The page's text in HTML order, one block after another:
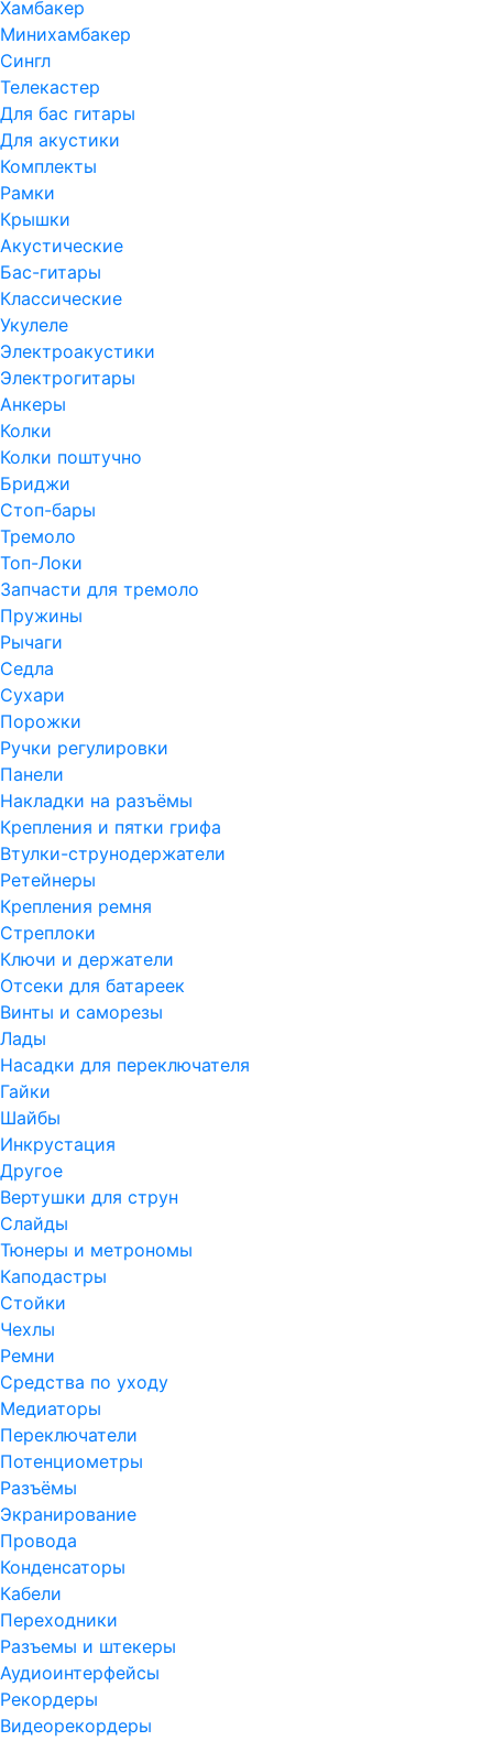
Хамбакер
Минихамбакер
Сингл
Телекастер
Для бас гитары
Для акустики
Комплекты
Рамки
Крышки
Акустические
Бас-гитары
Классические
Укулеле
Электроакустики
Электрогитары
Анкеры
Колки
Колки поштучно
Бриджи
Стоп-бары
Тремоло
Топ-Локи
Запчасти для тремоло
Пружины
Рычаги
Седла
Сухари
Порожки
Ручки регулировки
Панели
Накладки на разъёмы
Крепления и пятки грифа
Втулки-струнодержатели
Ретейнеры
Крепления ремня
Стреплоки
Ключи и держатели
Отсеки для батареек
Винты и саморезы
Лады
Насадки для переключателя
Гайки
Шайбы
Инкрустация
Другое
Вертушки для струн
Слайды
Тюнеры и метрономы
Каподастры
Стойки
Чехлы
Ремни
Средства по уходу
Медиаторы
Переключатели
Потенциометры
Разъёмы
Экранирование
Провода
Конденсаторы
Кабели
Переходники
Разъемы и штекеры
Аудиоинтерфейсы
Рекордеры
Видеорекордеры